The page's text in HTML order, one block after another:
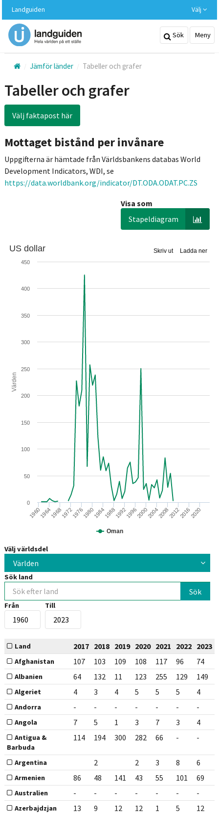
huvudinnehållet
Landguiden Välj
Sök Meny
Jämför länder Tabeller och grafer
Tabeller och grafer
Välj faktapost här
Mottaget bistånd per invånare
Uppgifterna är hämtade från Världsbankens databas World
Development Indicators, WDI, se
https://data.worldbank.org/indicator/DT.ODA.ODAT.PC.ZS
Visa som
Stapeldiagram
Ladda ner
Skriv ut
Värden
US dollar
Oman
1960196419681972197619801984198819921996200020042008201220162020
0
50
100
150
200
250
300
350
400
450
Välj världsdel
Världen
Sök land
Från Till
Land 2017 2018 2019 2020 2021 2022 2023
Afghanistan 107 103 109 108 117 96 74
Albanien 64 132 11 123 255 129 149
Algeriet 4 3 4 5 5 5 4
Andorra - - - - - - -
Angola 7 5 1 3 7 3 4
Antigua &
Barbuda
114 194 300 282 66 - -
Argentina 2 2 3 8 6
Armenien 86 48 141 43 55 101 69
Australien - - - - - - -
Azerbajdzjan 13 9 12 12 1 5 12